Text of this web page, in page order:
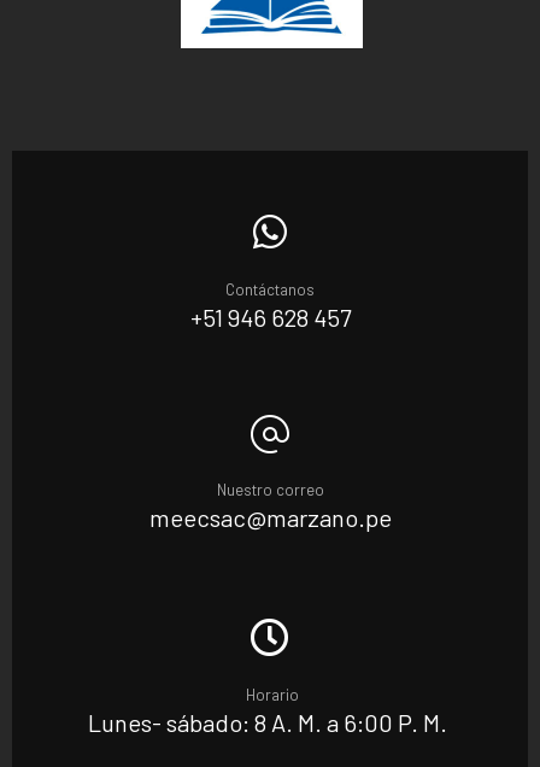
Contáctanos
+51 946 628 457
Nuestro correo
meecsac@marzano.pe
Horario
Lunes- sábado: 8 A. M. a 6:00 P. M.